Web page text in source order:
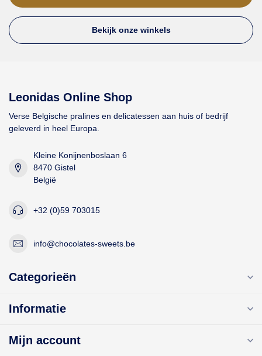
Bekijk onze winkels
Leonidas Online Shop
Verse Belgische pralines en delicatessen aan huis of bedrijf
geleverd in heel Europa.
Kleine Konijnenboslaan 6
8470 Gistel
België
+32 (0)59 703015
info@chocolates-sweets.be
Categorieën
Informatie
Mijn account